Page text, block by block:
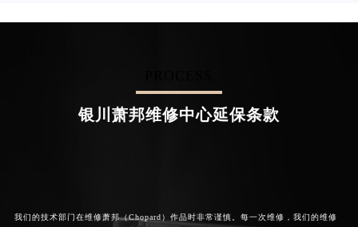
银川萧邦维修中心延保条款
我们的技术部门在维修萧邦（Chopard）作品时非常谨慎。每一次维修，我们的维修